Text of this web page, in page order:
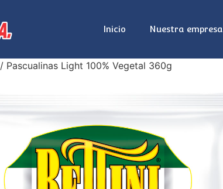
Inicio Nuestra empresa
/ Pascualinas Light 100% Vegetal 360g